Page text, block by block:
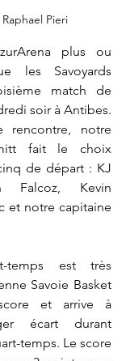
Pieri
plus ou
les Savoyards
match de
soir à Antibes.
rencontre, notre
fait le choix
de départ : KJ
Falcoz, Kevin
et notre capitaine
temps est très
Savoie Basket
et arrive à
écart durant
temps. Le score